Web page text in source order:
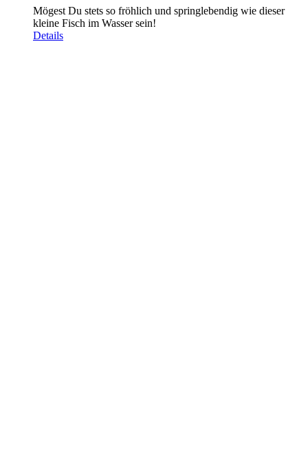
Mögest Du stets so fröhlich und springlebendig wie dieser
kleine Fisch im Wasser sein!
Details